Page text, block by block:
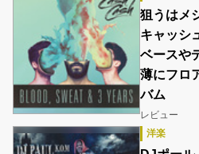
狙うはメ
キャッシ
ベースや
薄にフロ
バム
レビュー
洋楽